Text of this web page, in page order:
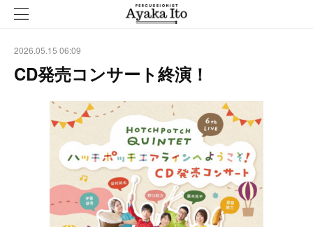
2026.05.15 06:09
CD発売コンサート終演！